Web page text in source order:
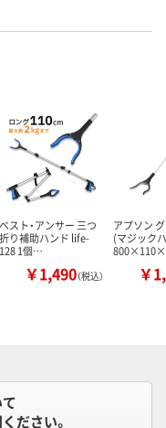
ベスト・アンサー 三つ
折り補助ハンド life-
128 1個…
￥1,490（税込）
アプソン
(マジック
￥
ださい。